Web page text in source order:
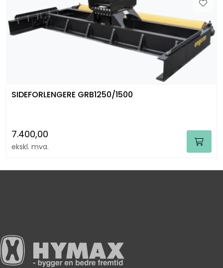
SIDEFORLENGERE GRB1250/1500
7.400,00
ekskl. mva.